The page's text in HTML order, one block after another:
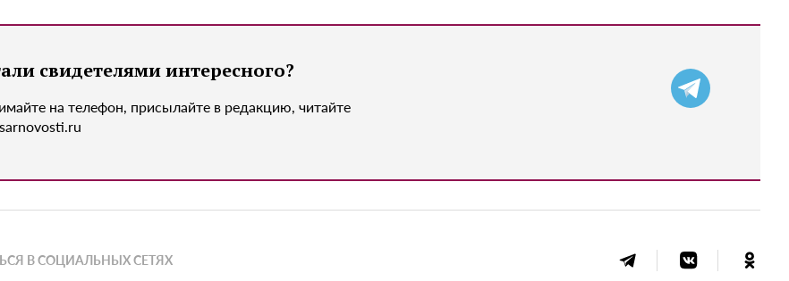
свидетелями интересного?
на телефон, присылайте в редакцию, читайте
В СОЦИАЛЬНЫХ СЕТЯХ